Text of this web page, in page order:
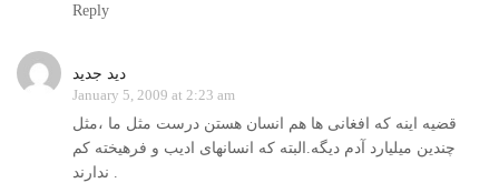
Reply
دید جدید
January 5, 2009 at 2:23 am
قضیه اینه که افغانی ها هم انسان هستن درست مثل ما ،مثل
چندین میلیارد آدم دیگه.البته که انسانهای ادیب و فرهیخته کم